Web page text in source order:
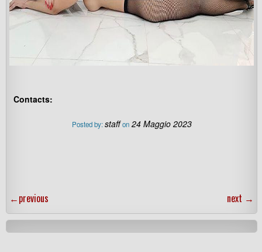
Contacts:
Posted by:staff on 24 Maggio 2023
←previous next →